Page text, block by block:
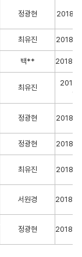
정광현 2018-
최유진 2018-
백** 2018-
최유진
04
정광현 2018-
정광현 2018-
최유진 2018-
서원경 2018-
정광현 2018-